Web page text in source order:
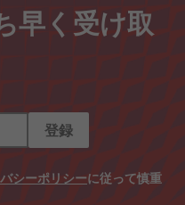
早く受け取
登録
シーポリシーに従って慎重